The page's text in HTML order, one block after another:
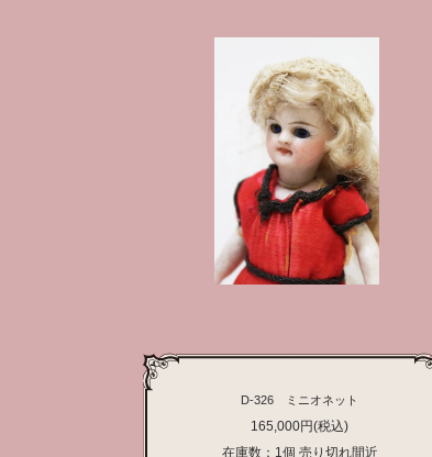
D-326 ミニオネット
165,000円(税込)
在庫数：1個 売り切れ間近